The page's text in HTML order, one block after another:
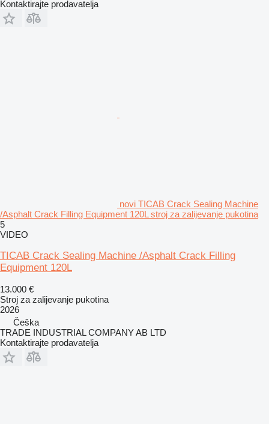
Kontaktirajte prodavatelja
novi TICAB Crack Sealing Machine
/Asphalt Crack Filling Equipment 120L stroj za zalijevanje pukotina
5
VIDEO
TICAB Crack Sealing Machine /Asphalt Crack Filling
Equipment 120L
13.000 €
Stroj za zalijevanje pukotina
2026
Češka
TRADE INDUSTRIAL COMPANY AB LTD
Kontaktirajte prodavatelja